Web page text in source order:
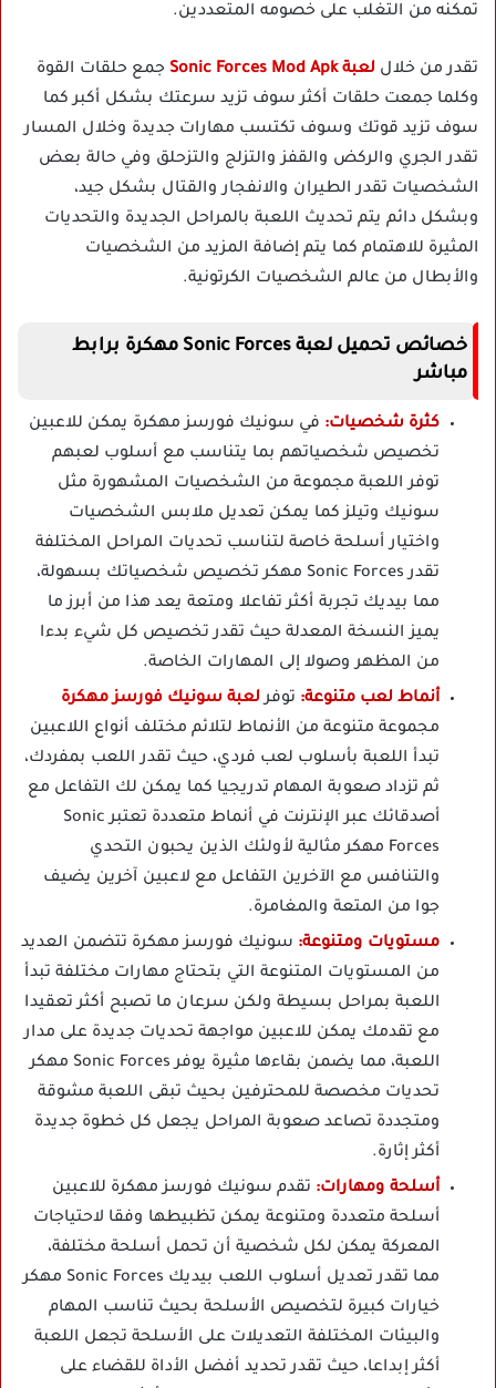
تمكنه من التغلب على خصومه المتعددين.
تقدر من خلال لعبة Sonic Forces Mod Apk
جمع حلقات القوة
وكلما جمعت حلقات أكثر سوف تزيد سرعتك بشكل أكبر كما
سوف تزيد قوتك وسوف تكتسب مهارات جديدة وخلال المسار
تقدر الجري والركض والقفز والتزلج والتزحلق وفي حالة بعض
الشخصيات تقدر الطيران والانفجار والقتال بشكل جيد،
وبشكل دائم يتم تحديث اللعبة بالمراحل الجديدة والتحديات
المثيرة للاهتمام كما يتم إضافة المزيد من الشخصيات
والأبطال من عالم الشخصيات الكرتونية.
خصائص تحميل لعبة Sonic Forces مهكرة برابط
مباشر
كثرة شخصيات: في سونيك فورسز مهكرة يمكن للاعبين
تخصيص شخصياتهم بما يتناسب مع أسلوب لعبهم
توفر اللعبة مجموعة من الشخصيات المشهورة مثل
سونيك وتيلز كما يمكن تعديل ملابس الشخصيات
واختيار أسلحة خاصة لتناسب تحديات المراحل المختلفة
تقدر Sonic Forces مهكر تخصيص شخصياتك بسهولة،
مما بيديك تجربة أكثر تفاعلا ومتعة يعد هذا من أبرز ما
يميز النسخة المعدلة حيث تقدر تخصيص كل شيء بدءا
من المظهر وصولا إلى المهارات الخاصة.
أنماط لعب متنوعة: توفرلعبة سونيك فورسز مهكرة
مجموعة متنوعة من الأنماط لتلائم مختلف أنواع اللاعبين
تبدأ اللعبة بأسلوب لعب فردي، حيث تقدر اللعب بمفردك،
ثم تزداد صعوبة المهام تدريجيا كما يمكن لك التفاعل مع
أصدقائك عبر الإنترنت في أنماط متعددة تعتبر Sonic
Forces مهكر مثالية لأولئك الذين يحبون التحدي
والتنافس مع الآخرين التفاعل مع لاعبين آخرين يضيف
جوا من المتعة والمغامرة.
مستويات ومتنوعة: سونيك فورسز مهكرة تتضمن العديد
من المستويات المتنوعة التي بتحتاج مهارات مختلفة تبدأ
اللعبة بمراحل بسيطة ولكن سرعان ما تصبح أكثر تعقيدا
مع تقدمك يمكن للاعبين مواجهة تحديات جديدة على مدار
اللعبة، مما يضمن بقاءها مثيرة يوفر Sonic Forces مهكر
تحديات مخصصة للمحترفين بحيث تبقى اللعبة مشوقة
ومتجددة تصاعد صعوبة المراحل يجعل كل خطوة جديدة
أكثر إثارة.
أسلحة ومهارات: تقدم سونيك فورسز مهكرة للاعبين
أسلحة متعددة ومتنوعة يمكن تظبيطها وفقا لاحتياجات
المعركة يمكن لكل شخصية أن تحمل أسلحة مختلفة،
مما تقدر تعديل أسلوب اللعب بيديك Sonic Forces مهكر
خيارات كبيرة لتخصيص الأسلحة بحيث تناسب المهام
والبيئات المختلفة التعديلات على الأسلحة تجعل اللعبة
أكثر إبداعا، حيث تقدر تحديد أفضل الأداة للقضاء على